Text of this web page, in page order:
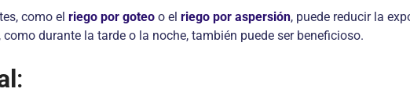
como el riego por goteo o el riego por aspersión, puede reducir la
durante la tarde o la noche, también puede ser beneficioso.
: